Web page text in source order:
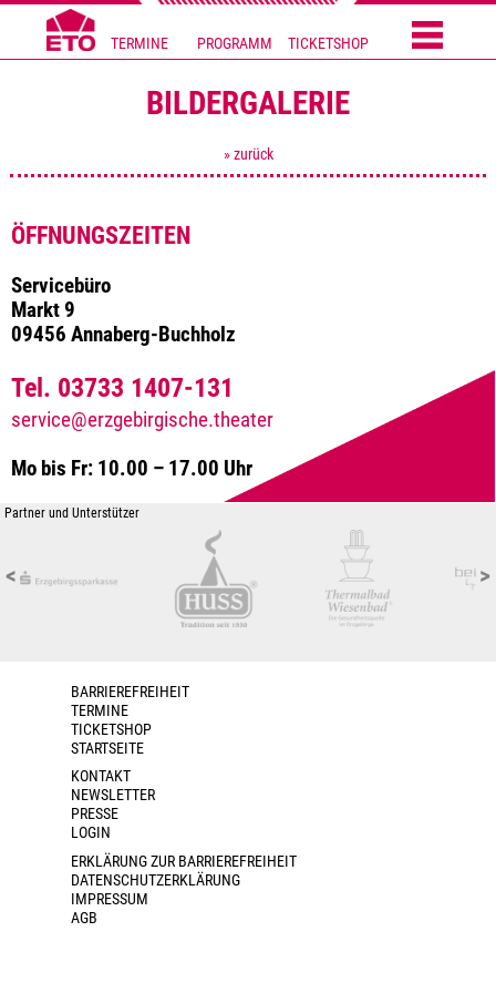
TERMINE PROGRAMM TICKETSHOP
BILDERGALERIE
» zurück
ÖFFNUNGSZEITEN
Servicebüro
Markt 9
09456 Annaberg-Buchholz
Tel. 03733 1407-131
service@erzgebirgische.theater
Mo bis Fr: 10.00 – 17.00 Uhr
Partner und Unterstützer
< >
BARRIEREFREIHEIT
TERMINE
TICKETSHOP
STARTSEITE
KONTAKT
NEWSLETTER
PRESSE
LOGIN
ERKLÄRUNG ZUR BARRIEREFREIHEIT
DATENSCHUTZERKLÄRUNG
IMPRESSUM
AGB